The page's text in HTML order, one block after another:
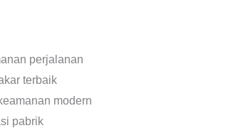
perjalanan
terbaik
modern
pabrik